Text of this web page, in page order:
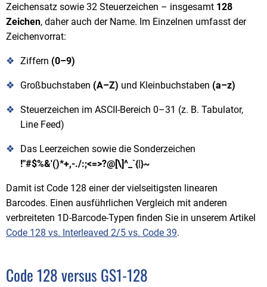
Zeichensatz sowie 32 Steuerzeichen – insgesamt 128
Zeichen, daher auch der Name. Im Einzelnen umfasst der
Zeichenvorrat:
Ziffern (0–9)
Großbuchstaben (A–Z) und Kleinbuchstaben (a–z)
Steuerzeichen im ASCII-Bereich 0–31 (z. B. Tabulator,
Line Feed)
Das Leerzeichen sowie die Sonderzeichen
!"#$%&'()*+,-./:;<=>?@[\]^_`{|}~
Damit ist Code 128 einer der vielseitigsten linearen
Barcodes. Einen ausführlichen Vergleich mit anderen
verbreiteten 1D-Barcode-Typen finden Sie in unserem Artikel
Code 128 vs. Interleaved 2/5 vs. Code 39.
Code 128 versus GS1-128